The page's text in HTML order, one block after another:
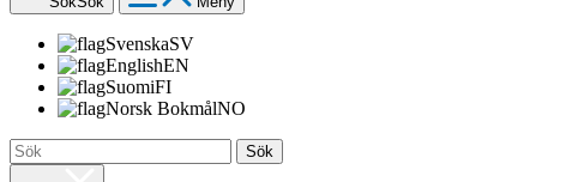
SvenskaSV
EnglishEN
SuomiFI
Norsk BokmålNO
Sök